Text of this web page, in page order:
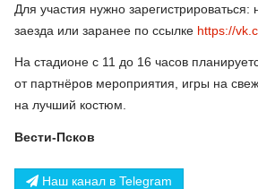
Для участия нужно зарегистрироваться:
заезда или заранее по ссылке https://
На стадионе с 11 до 16 часов
от партнёров мероприятия, игры на
на лучший костюм.
Вести-Псков
Наш канал в Telegram